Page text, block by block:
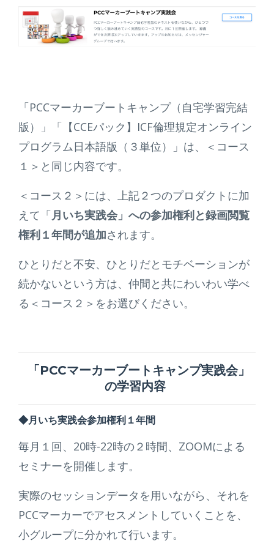
「PCCマーカーブートキャンプ（自宅学習完結
版）」「【CCEパック】ICF倫理規定オンライン
プログラム日本語版（３単位）」は、＜コース
１＞と同じ内容です。
＜コース２＞には、上記２つのプロダクトに加
えて「月いち実践会」への参加権利と録画閲覧
権利１年間が追加されます。
ひとりだと不安、ひとりだとモチベーションが
続かないという方は、仲間と共にわいわい学べ
る＜コース２＞をお選びください。
「PCCマーカーブートキャンプ実践会」
の学習内容
◆月いち実践会参加権利１年間
毎月１回、20時-22時の２時間、ZOOMによる
セミナーを開催します。
実際のセッションデータを用いながら、それを
PCCマーカーでアセスメントしていくことを、
小グループに分かれて行います。